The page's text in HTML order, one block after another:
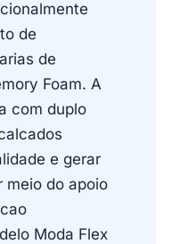
de
de
Foam. A
com duplo
e gerar
meio do apoio
Moda Flex